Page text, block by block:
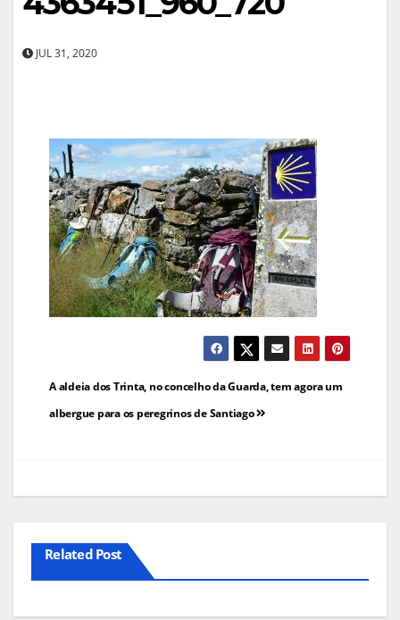
JUL 31, 2020
Navegação
de
A aldeia dos Trinta, no concelho da Guarda, tem agora um
albergue para os peregrinos de Santiago
Related Post